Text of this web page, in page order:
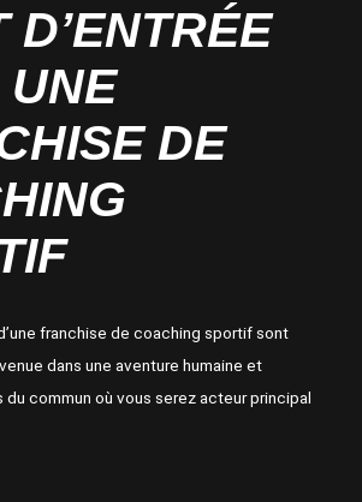
D’ENTRÉE
UNE
DE
franchise de coaching sportif sont
dans une aventure humaine et
commun où vous serez acteur principal